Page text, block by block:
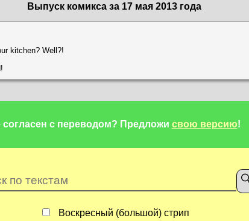
Выпуск комикса за 17 мая 2013 года
kitchen? Well?!
согласен с переводом? Предложи свою версию!
Воскресный (большой) стрип